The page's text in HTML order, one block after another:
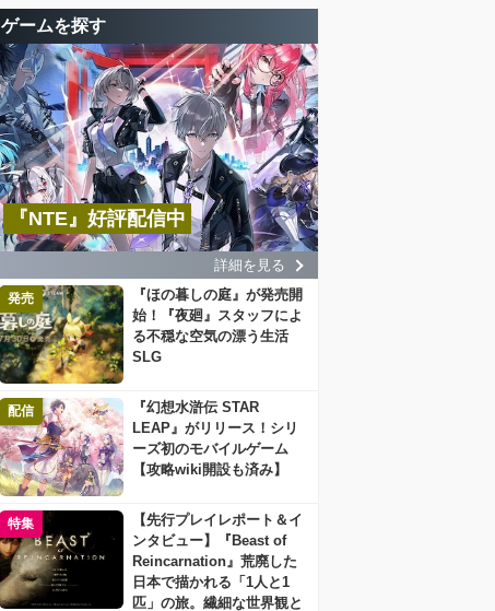
ゲームを探す
『NTE』好評配信中
詳細を見る
発売
『ほの暮しの庭』が発売開
始！『夜廻』スタッフによ
る不穏な空気の漂う生活
SLG
配信
『幻想水滸伝 STAR
LEAP』がリリース！シリ
ーズ初のモバイルゲーム
【攻略wiki開設も済み】
特集
【先行プレイレポート＆イ
ンタビュー】『Beast of
Reincarnation』荒廃した
日本で描かれる「1人と1
匹」の旅。繊細な世界観と